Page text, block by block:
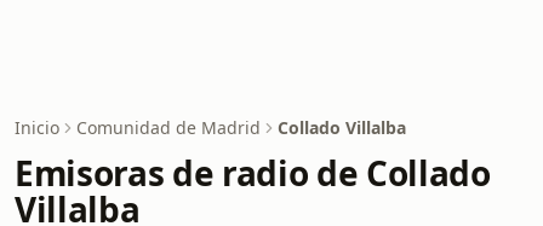
Inicio Comunidad de Madrid Collado Villalba
Emisoras de radio de Collado
Villalba